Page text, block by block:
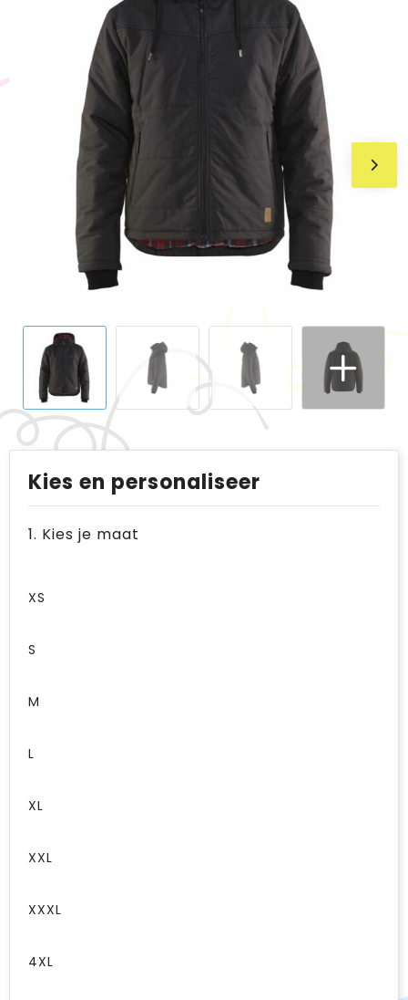
Drukwerk
Brievenbuspakketten
Kies en personaliseer
1. Kies je maat
XS
S
M
L
XL
XXL
XXXL
4XL